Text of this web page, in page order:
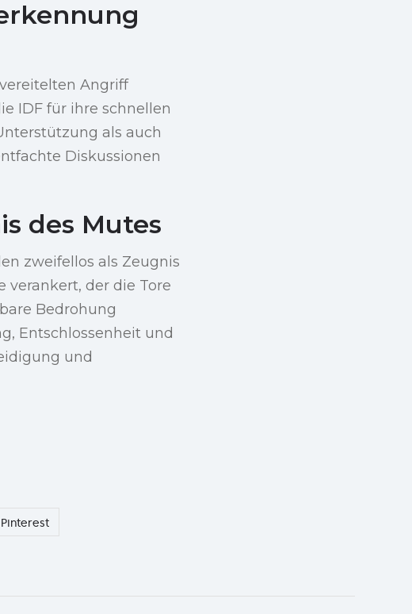
Angriff
IDF für ihre schnellen
als auch
Diskussionen
des Mutes
zweifellos als Zeugnis
verankert, der die Tore
Bedrohung
Entschlossenheit und
und
Pinterest